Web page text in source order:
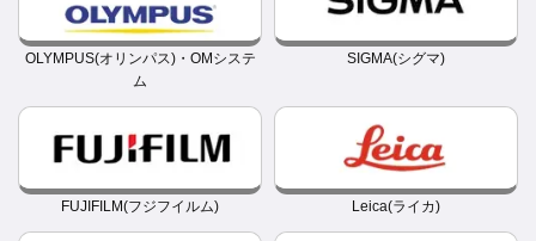
OLYMPUS(オリンパス)・OMシステ
ム
SIGMA(シグマ)
FUJIFILM(フジフイルム) Leica(ライカ)